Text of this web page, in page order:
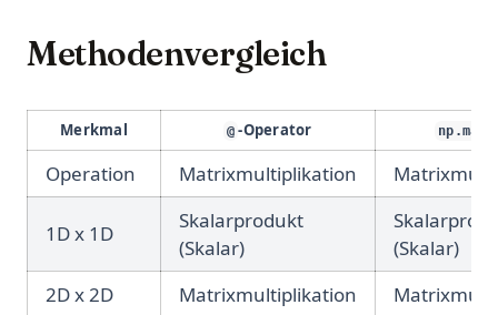
Methodenvergleich
Merkmal @ -Operator
Operation Matrixmultiplikation
1D x 1D
Skalarprodukt
(Skalar)
(Skalar)
2D x 2D
Matrixmultiplikation